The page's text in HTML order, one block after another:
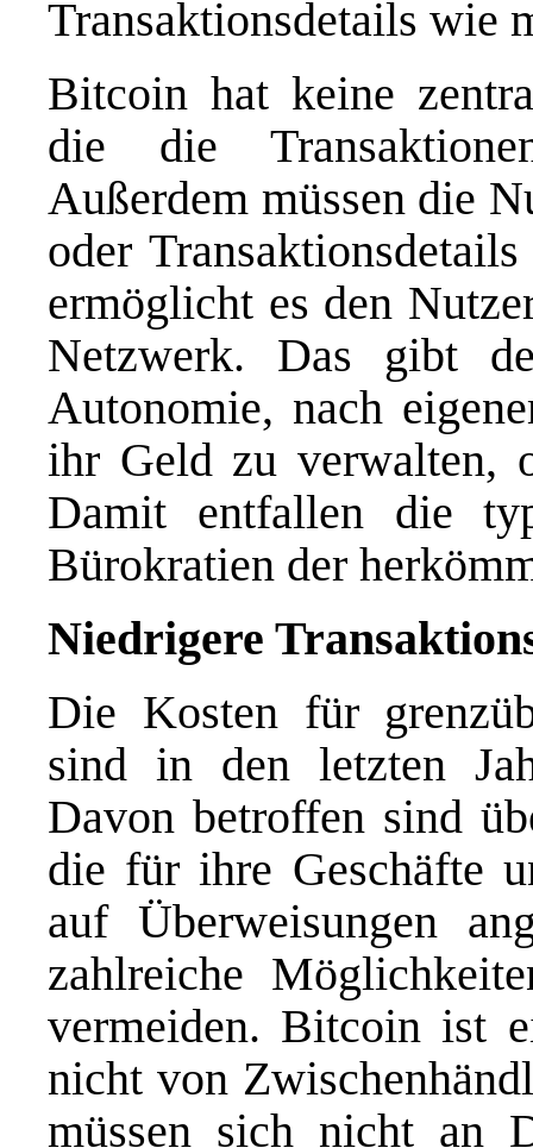
Transaktionsdetails wie
Bitcoin hat keine
die die
Außerdem müssen die
oder
ermöglicht es den
Netzwerk. Das gibt
Autonomie, nach
ihr Geld zu verwalten,
Damit entfallen die
Bürokratien der
Niedrigere
Die Kosten für
sind in den letzten
Davon betroffen sind
die für ihre Geschäfte
auf Überweisungen
zahlreiche
vermeiden. Bitcoin ist
nicht von
müssen sich nicht an